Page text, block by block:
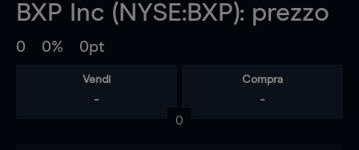
BXP Inc (NYSE:BXP): prezzo
0 0% 0pt
Vendi
-
Compra
-
0